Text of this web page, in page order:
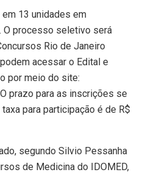
13 unidades em
processo seletivo será
Rio de Janeiro
acessar o Edital e
por meio do site:
prazo para as inscrições se
para participação é de R$
segundo Silvio Pessanha
de Medicina do IDOMED,